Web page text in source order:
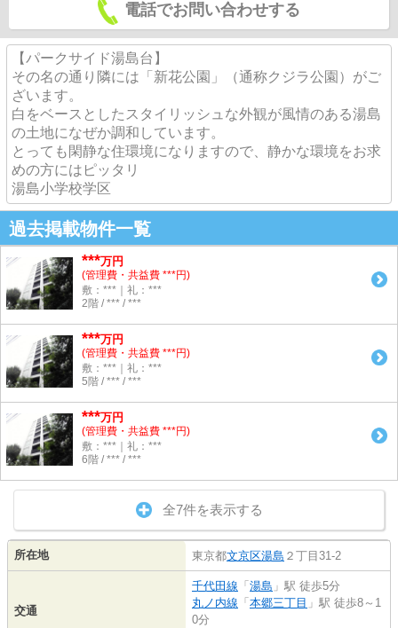
電話でお問い合わせする
【パークサイド湯島台】
その名の通り隣には「新花公園」（通称クジラ公園）がご
ざいます。
白をベースとしたスタイリッシュな外観が風情のある湯島
の土地になぜか調和しています。
とっても閑静な住環境になりますので、静かな環境をお求
めの方にはピッタリ
湯島小学校学区
過去掲載物件一覧
***万円
(管理費・共益費 ***円)
敷：***｜礼：***
2階 / *** / ***
***万円
(管理費・共益費 ***円)
敷：***｜礼：***
5階 / *** / ***
***万円
(管理費・共益費 ***円)
敷：***｜礼：***
6階 / *** / ***
全7件を表示する
所在地 東京都文京区湯島 ２丁目31-2
交通
千代田線 「 湯島 」駅 徒歩5分
丸ノ内線 「 本郷三丁目 」駅 徒歩8～1
0分